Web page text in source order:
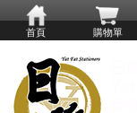
首頁 購物單